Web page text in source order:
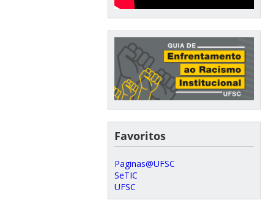
Favoritos
Paginas@UFSC
SeTIC
UFSC